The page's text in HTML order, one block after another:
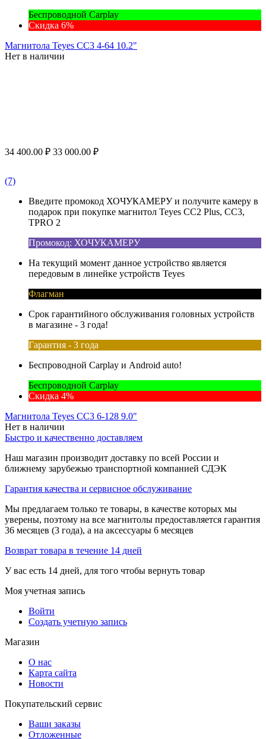
Беспроводной Carplay
Скидка 6%
Магнитола Teyes CC3 4-64 10.2"
Нет в наличии
34 400.00 ₽ 33 000.00 ₽
(7)
Введите промокод ХОЧУКАМЕРУ и получите камеру в
подарок при покупке магнитол Teyes CC2 Plus, CC3,
TPRO 2
Промокод: ХОЧУКАМЕРУ
На текущий момент данное устройство является
передовым в линейке устройств Teyes
Флагман
Срок гарантийного обслуживания головных устройств
в магазине - 3 года!
Гарантия - 3 года
Беспроводной Carplay и Android auto!
Беспроводной Carplay
Скидка 4%
Магнитола Teyes CC3 6-128 9.0"
Нет в наличии
Быстро и качественно доставляем
Наш магазин производит доставку по всей России и
ближнему зарубежью транспортной компанией СДЭК
Гарантия качества и сервисное обслуживание
Мы предлагаем только те товары, в качестве которых мы
уверены, поэтому на все магнитолы предоставляется гарантия
36 месяцев (3 года), а на аксессуары 6 месяцев
Возврат товара в течение 14 дней
У вас есть 14 дней, для того чтобы вернуть товар
Моя учетная запись
Войти
Создать учетную запись
Магазин
О нас
Карта сайта
Новости
Покупательский сервис
Ваши заказы
Отложенные